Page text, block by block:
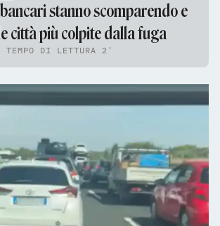
stanno scomparendo e
città più colpite dalla fuga
DI LETTURA 2'